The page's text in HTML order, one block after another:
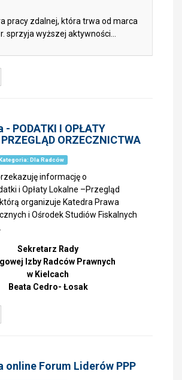
pracy zdalnej, która trwa od marca
sprzyja wyższej aktywności…
PODATKI I OPŁATY
ORZECZNICTWA
Dla Radców
informację o
i Opłaty Lokalne –Przegląd
organizuje Katedra Prawa
i Ośrodek Studiów Fiskalnych
Sekretarz Rady
Izby Radców Prawnych
w Kielcach
Beata Cedro- Łosak
online Forum Liderów PPP